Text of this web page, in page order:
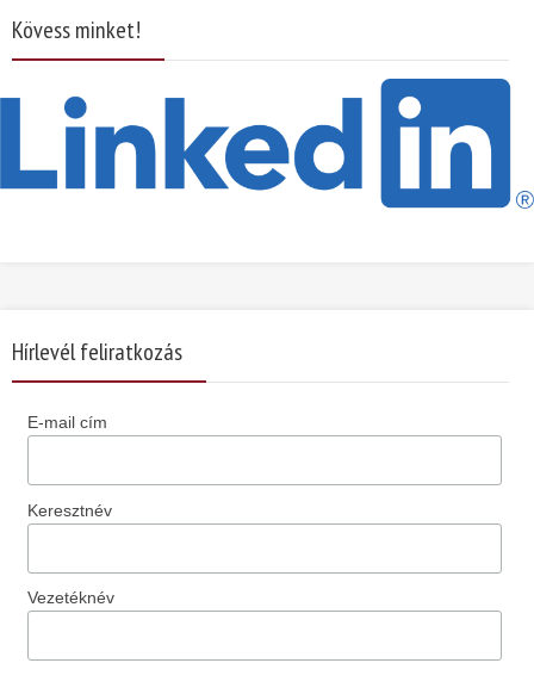
Kövess minket!
Hírlevél feliratkozás
E-mail cím
Keresztnév
Vezetéknév